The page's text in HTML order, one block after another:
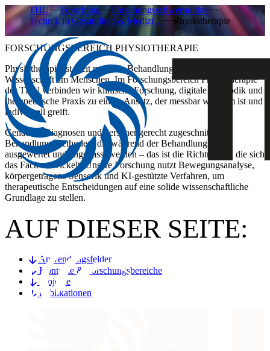
THU Forschung
Forschungsschwerpunkte
Technik in Gesundheit & Medizi…
Physiotherapie
FORSCHUNGSBEREICH PHYSIOTHERAPIE
Physiotherapie ist weit mehr als Behandlung – sie ist angewandte
Wissenschaft am Menschen. Im Forschungsbereich Physiotherapie
der THU verbinden wir klinische Forschung, digitale Methodik und
therapeutische Praxis zu einem Ansatz, der messbar wirksam ist und
individuell greift.
Genauere Diagnosen und personengerecht zugeschnittene
Behandlungsmethoden, die während der Behandlung digital
ausgewertet und angepasst werden – das ist die Richtung, in die sich
das Fach entwickelt. Unsere Forschung nutzt Bewegungsanalyse,
körpergetragene Sensorik und KI-gestützte Verfahren, um
therapeutische Entscheidungen auf eine solide wissenschaftliche
Grundlage zu stellen.
AUF DIESER SEITE:
Anwendungsfelder
Kontakte & Forschungsbereiche
Projekte
Publikationen